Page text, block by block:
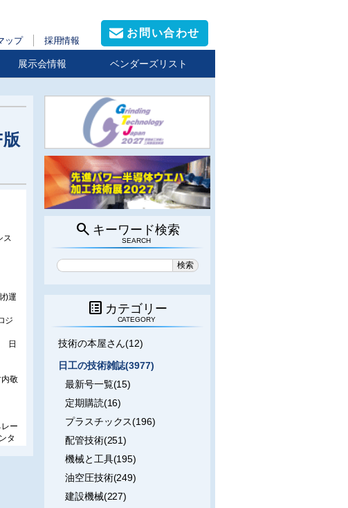
ップ 採用情報
お問い合わせ
展示会情報 ベンダーズリスト
ス
)運
ジ
日
敬
ー
タ
search キーワード検索
SEARCH
list_alt カテゴリー
CATEGORY
技術の本屋さん(12)
日工の技術雑誌(3977)
最新号一覧(15)
定期購読(16)
プラスチックス(196)
配管技術(251)
機械と工具(195)
油空圧技術(249)
建設機械(227)